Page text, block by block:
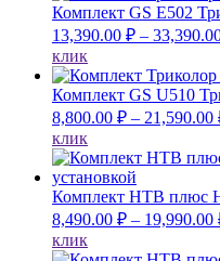
Комплект GS E502
13,390.00 ₽ –
клик
Комплект GS U510
8,800.00 ₽ – 21,590.00
клик
Комплект НТВ плюс
8,490.00 ₽ – 19,990.00
клик